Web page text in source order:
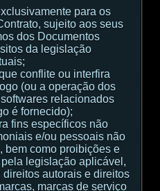
para os
sujeito aos seus
dos Documentos
da legislação
conflite ou interfira
(ou a operação dos
relacionados
é fornecido);
fins específicos não
e/ou pessoais não
bem como proibições e
legislação aplicável,
autorais e direitos
marcas de serviço